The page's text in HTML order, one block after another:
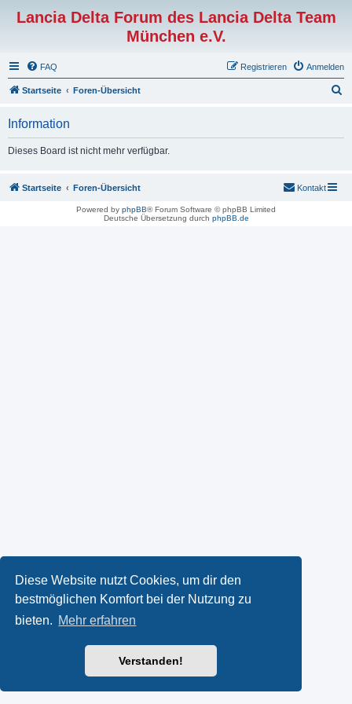
Diese Website nutzt Cookies, um dir den
bestmöglichen Komfort bei der Nutzung zu
bieten. Mehr erfahren
Verstanden!
Lancia Delta Forum des Lancia Delta Team
München e.V.
FAQ Anmelden
Registrieren
Startseite Foren-Übersicht
Information
Dieses Board ist nicht mehr verfügbar.
Startseite Foren-Übersicht Kontakt
Powered by phpBB® Forum Software © phpBB Limited
Deutsche Übersetzung durch phpBB.de